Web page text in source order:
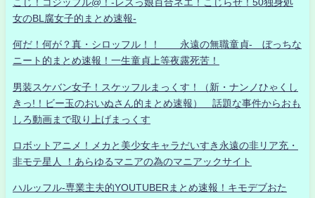
こじ！コジッフル@！-レズっ娘百合ネエ！こじらせ！50独身処
女のBL腐女子的まとめ速報-
何だ！何が？真・シロッフル！！ 永遠の無職童貞- ぼっちな
ニート的まとめ速報！一生童貞上等夜露死苦！
男装スケバン女子！スケッフルまっくす！（新・ナンノひゃくし
きっ!！ビー玉のおいぬさん的まとめ速報） 話題な事件からおも
しろ動画まで取り上げまっくす
ロボットアニメ！メカと美少女キャラだいすき永遠の非リア充・
非モテ星人 ！あらゆるマニアの為のマニアックサイト
ハルッフル-専業主夫的YOUTUBERまとめ速報！キモデブおた